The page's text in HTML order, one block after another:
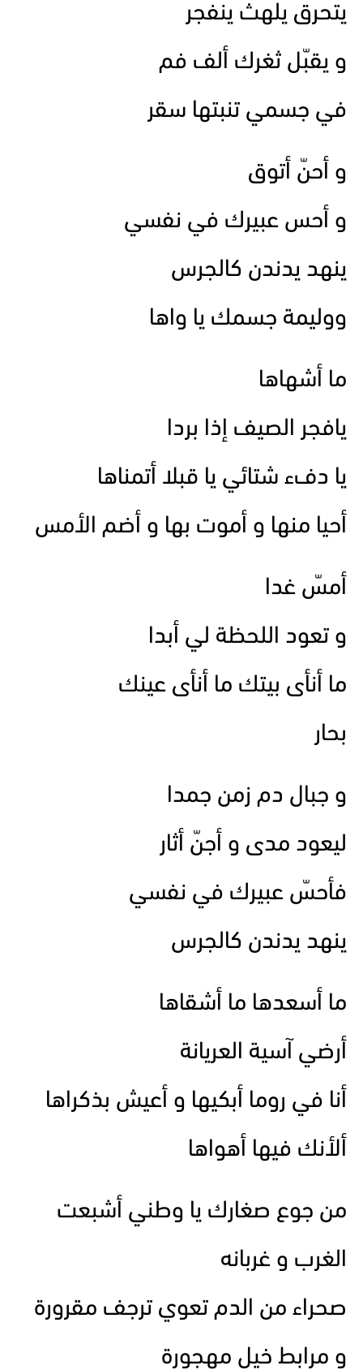
يتحرق يلهث ينفجر
و يقبّل ثغرك ألف فم
في جسمي تنبتها سقر
و أحنّ أتوق
و أحس عبيرك في نفسي
ينهد يدندن كالجرس
ووليمة جسمك يا واها
ما أشهاها
يافجر الصيف إذا بردا
يا دفء شتائي يا قبلا أتمناها
أحيا منها و أموت بها و أضم الأمس
أمسّ غدا
و تعود اللحظة لي أبدا
ما أنأى بيتك ما أنأى عينك
بحار
و جبال دم زمن جمدا
ليعود مدى و أجنّ أثار
فأحسّ عبيرك في نفسي
ينهد يدندن كالجرس
ما أسعدها ما أشقاها
أرضي آسية العريانة
أنا في روما أبكيها و أعيش بذكراها
ألأنك فيها أهواها
من جوع صغارك يا وطني أشبعت
الغرب و غربانه
صحراء من الدم تعوي ترجف مقرورة
و مرابط خيل مهجورة